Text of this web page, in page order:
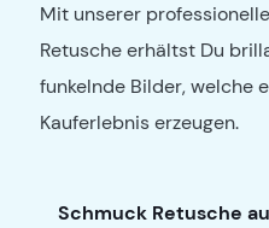
Mit unserer
Retusche erhältst Du
funkelnde Bilder, welche
Kauferlebnis erzeugen.
Schmuck Retusche